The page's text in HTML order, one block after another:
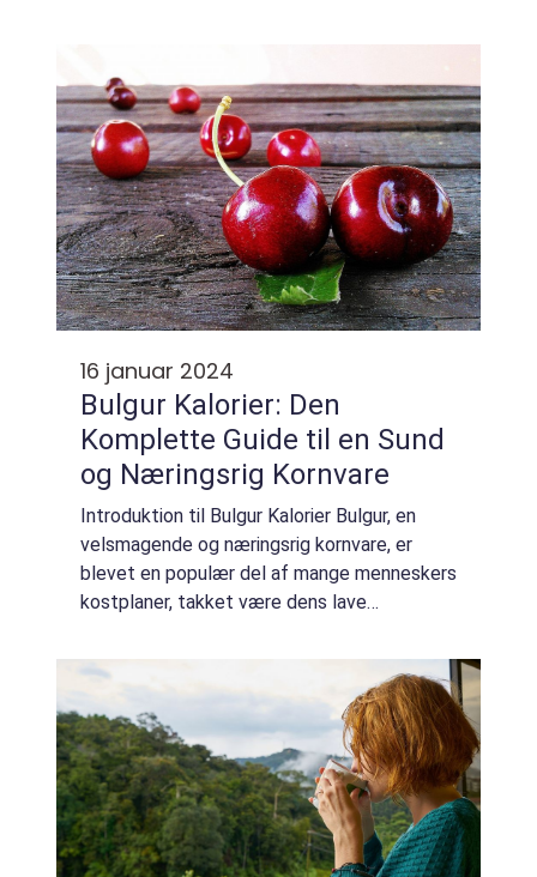
16 januar 2024
Bulgur Kalorier: Den
Komplette Guide til en Sund
og Næringsrig Kornvare
Introduktion til Bulgur Kalorier Bulgur, en
velsmagende og næringsrig kornvare, er
blevet en populær del af mange menneskers
kostplaner, takket være dens lave
proteiner. I denne artikel vil vi udforske b...